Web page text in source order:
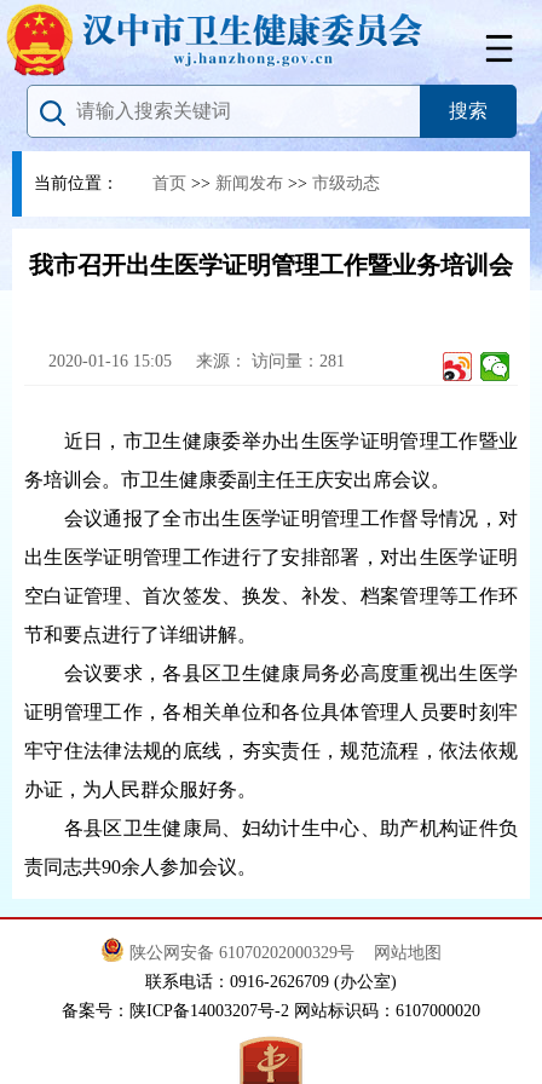
当前位置： 首页 >> 新闻发布 >> 市级动态
我市召开出生医学证明管理工作暨业务培训会
2020-01-16 15:05 来源： 访问量： 281
近日，市卫生健康委举办出生医学证明管理工作暨业
务培训会。市卫生健康委副主任王庆安出席会议。
会议通报了全市出生医学证明管理工作督导情况，对
出生医学证明管理工作进行了安排部署，对出生医学证明
空白证管理、首次签发、换发、补发、档案管理等工作环
节和要点进行了详细讲解。
会议要求，各县区卫生健康局务必高度重视出生医学
证明管理工作，各相关单位和各位具体管理人员要时刻牢
牢守住法律法规的底线，夯实责任，规范流程，依法依规
办证，为人民群众服好务。
各县区卫生健康局、妇幼计生中心、助产机构证件负
责同志共90余人参加会议。
陕公网安备 61070202000329号
网站地图
联系电话：0916-2626709 (办公室)
备案号：陕ICP备14003207号-2 网站标识码：6107000020